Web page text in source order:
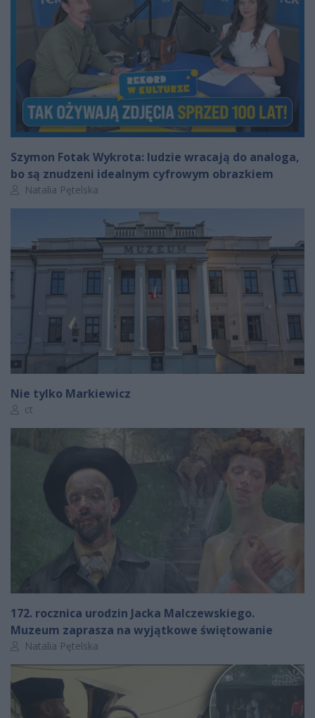
Szymon Fotak Wykrota: ludzie wracają do analoga,
bo są znudzeni idealnym cyfrowym obrazkiem
Autor artykułu:
Natalia Pętelska
Nie tylko Markiewicz
Autor artykułu:
ct
172. rocznica urodzin Jacka Malczewskiego.
Muzeum zaprasza na wyjątkowe świętowanie
Autor artykułu:
Natalia Pętelska